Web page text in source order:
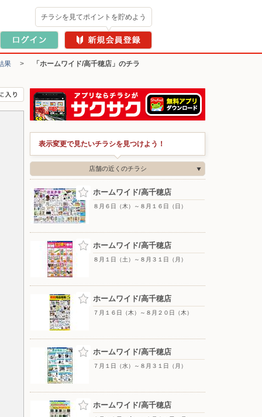
チラシを見てポイントを貯めよう
果 > 「ホームワイド/高千穂店」のチラ
表示変更で見たいチラシを見つけよう！
店舗の近くのチラシ
ホームワイド/高千穂店
８月６日（木）～８月１６日（日）
ホームワイド/高千穂店
８月１日（土）～８月３１日（月）
ホームワイド/高千穂店
７月１６日（木）～８月２０日（木）
ホームワイド/高千穂店
７月１日（水）～８月３１日（月）
ホームワイド/高千穂店